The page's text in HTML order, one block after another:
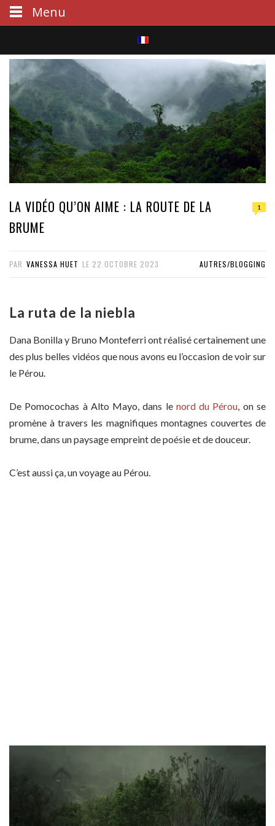
S
a
r
c
h
LA VIDÉO QU’ON AIME : LA ROUTE DE LA
BRUME
1
PAR VANESSA HUET LE 22 OCTOBRE 2023 AUTRES/BLOGGING
La ruta de la niebla
Dana Bonilla y Bruno Monteferri ont réalisé certainement une
des plus belles vidéos que nous avons eu l’occasion de voir sur
le Pérou.
De Pomocochas à Alto Mayo, dans le nord du Pérou, on se
promène à travers les magnifiques montagnes couvertes de
brume, dans un paysage empreint de poésie et de douceur.
C’est aussi ça, un voyage au Pérou.
Menu